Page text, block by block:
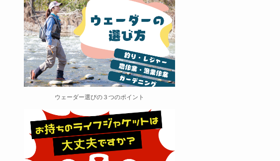
ウェーダー選びの３つのポイント